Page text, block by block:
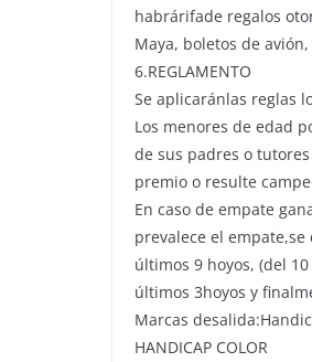
habrárifade regalos
Maya, boletos de
6.REGLAMENTO
Se aplicaránlas reglas
Los menores de edad
de sus padres o
premio o resulte
En caso de empate
prevalece el
últimos 9 hoyos, (del
últimos 3hoyos y
Marcas
HANDICAP COLOR